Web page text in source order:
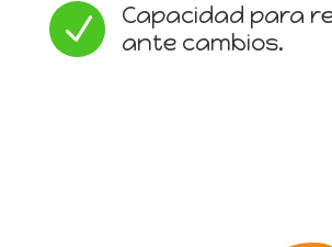
N
Capacidad para
ante cambios.